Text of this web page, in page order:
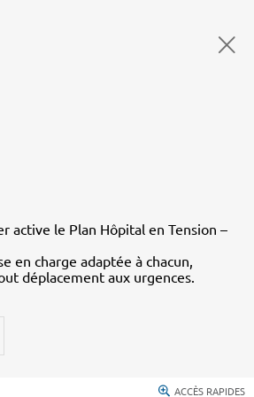
active le Plan Hôpital en Tension –
en charge adaptée à chacun,
déplacement aux urgences.
ACCÈS RAPIDES